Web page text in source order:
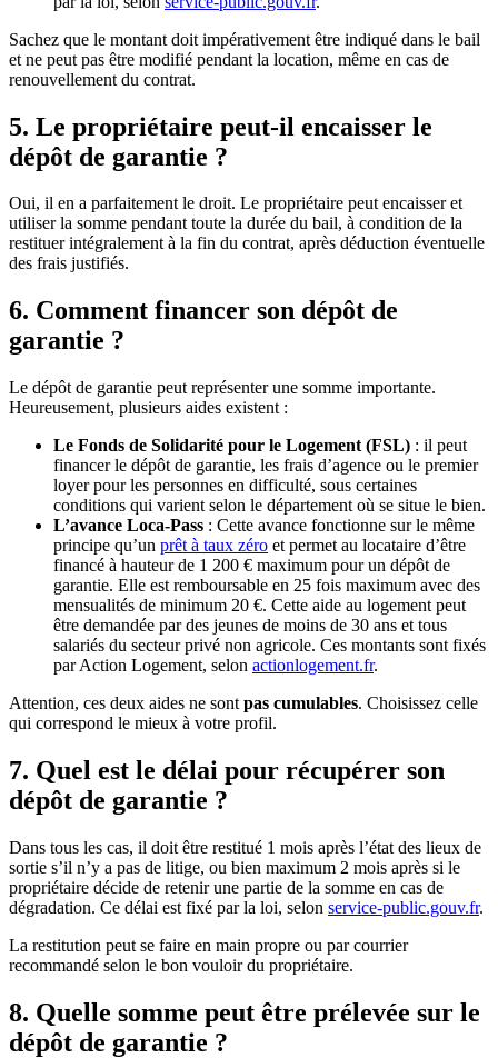
Sachez que le montant doit impérativement être indiqué dans le bail
et ne peut pas être modifié pendant la location, même en cas de
renouvellement du contrat.
5. Le propriétaire peut-il encaisser le
dépôt de garantie ?
Oui, il en a parfaitement le droit. Le propriétaire peut encaisser et
utiliser la somme pendant toute la durée du bail, à condition de la
restituer intégralement à la fin du contrat, après déduction éventuelle
des frais justifiés.
6. Comment financer son dépôt de
garantie ?
Le dépôt de garantie peut représenter une somme importante.
Heureusement, plusieurs aides existent :
Le Fonds de Solidarité pour le Logement (FSL) : il peut
financer le dépôt de garantie, les frais d’agence ou le premier
loyer pour les personnes en difficulté, sous certaines
conditions qui varient selon le département où se situe le bien.
L’avance Loca-Pass : Cette avance fonctionne sur le même
principe qu’un prêt à taux zéro et permet au locataire d’être
financé à hauteur de 1 200 € maximum pour un dépôt de
garantie. Elle est remboursable en 25 fois maximum avec des
mensualités de minimum 20 €. Cette aide au logement peut
être demandée par des jeunes de moins de 30 ans et tous
salariés du secteur privé non agricole. Ces montants sont fixés
par Action Logement, selon actionlogement.fr.
Attention, ces deux aides ne sont pas cumulables. Choisissez celle
qui correspond le mieux à votre profil.
7. Quel est le délai pour récupérer son
dépôt de garantie ?
Dans tous les cas, il doit être restitué 1 mois après l’état des lieux de
sortie s’il n’y a pas de litige, ou bien maximum 2 mois après si le
propriétaire décide de retenir une partie de la somme en cas de
dégradation. Ce délai est fixé par la loi, selon service-public.gouv.fr.
La restitution peut se faire en main propre ou par courrier
recommandé selon le bon vouloir du propriétaire.
8. Quelle somme peut être prélevée sur le
dépôt de garantie ?